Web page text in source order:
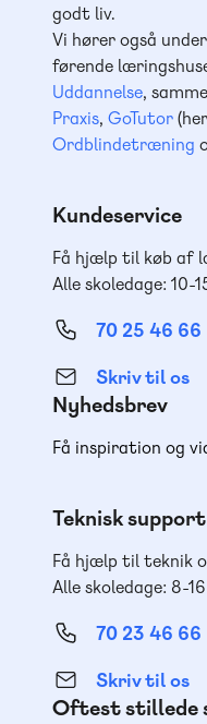
godt liv.
Vi hører også
førende
Uddannelse,
Praxis, GoTutor
Ordblindetræning
Kundeservice
Få hjælp til køb af
Alle skoledage: 10-
70 25 46 66
Skriv til os
Nyhedsbrev
Få inspiration og
Teknisk support
Få hjælp til teknik
Alle skoledage: 8-16
70 23 46 66
Skriv til os
Oftest stillede